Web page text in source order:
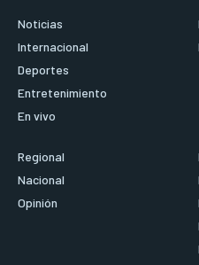
Noticias
Internacional
Deportes
Entretenimiento
En vivo
Regional
Nacional
Opinión